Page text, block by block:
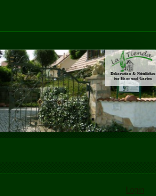
Dekoration & Nützliches
für Haus und Garten
Login